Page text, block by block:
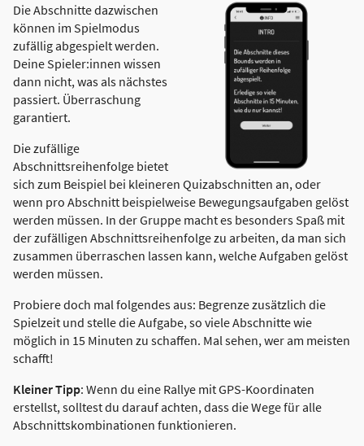
Die Abschnitte dazwischen
können im Spielmodus
zufällig abgespielt werden.
Deine Spieler:innen wissen
dann nicht, was als nächstes
passiert. Überraschung
garantiert.
Die zufällige
Abschnittsreihenfolge bietet
sich zum Beispiel bei kleineren Quizabschnitten an, oder
wenn pro Abschnitt beispielweise Bewegungsaufgaben gelöst
werden müssen. In der Gruppe macht es besonders Spaß mit
der zufälligen Abschnittsreihenfolge zu arbeiten, da man sich
zusammen überraschen lassen kann, welche Aufgaben gelöst
werden müssen.
Probiere doch mal folgendes aus: Begrenze zusätzlich die
Spielzeit und stelle die Aufgabe, so viele Abschnitte wie
möglich in 15 Minuten zu schaffen. Mal sehen, wer am meisten
schafft!
Kleiner Tipp: Wenn du eine Rallye mit GPS-Koordinaten
erstellst, solltest du darauf achten, dass die Wege für alle
Abschnittskombinationen funktionieren.